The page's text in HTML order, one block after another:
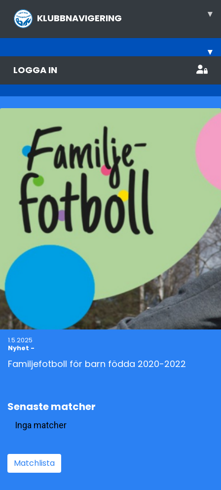
KLUBBNAVIGERING ▾
▾
LOGGA IN
1.5.2025
Nyhet -
Familjefotboll för barn födda 2020-2022
Senaste matcher
Inga matcher
Matchlista